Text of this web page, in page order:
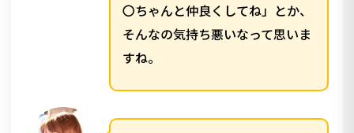
〇ちゃんと仲良くしてね」とか、
そんなの気持ち悪いなって思いま
すね。